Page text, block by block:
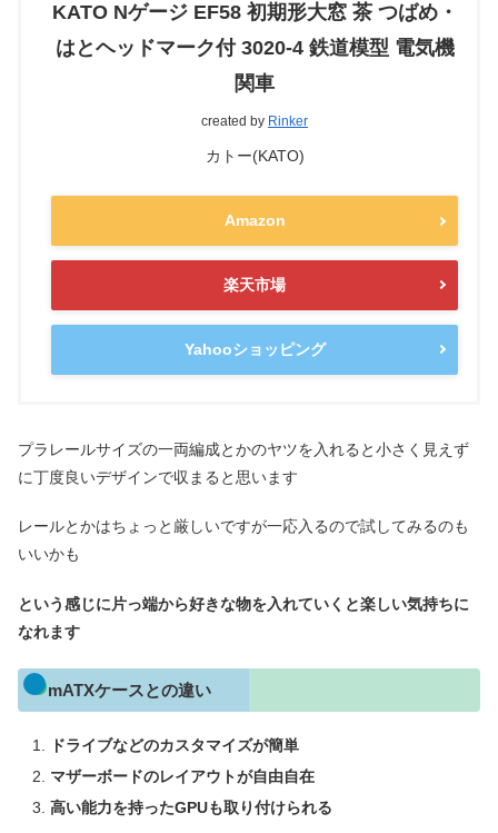
KATO Nゲージ EF58 初期形大窓 茶 つばめ・
はとヘッドマーク付 3020-4 鉄道模型 電気機
関車
created by Rinker
カトー(KATO)
Amazon
楽天市場
Yahooショッピング
プラレールサイズの一両編成とかのヤツを入れると小さく見えず
に丁度良いデザインで収まると思います
レールとかはちょっと厳しいですが一応入るので試してみるのも
いいかも
という感じに片っ端から好きな物を入れていくと楽しい気持ちに
なれます
mATXケースとの違い
ドライブなどのカスタマイズが簡単
マザーボードのレイアウトが自由自在
高い能力を持ったGPUも取り付けられる